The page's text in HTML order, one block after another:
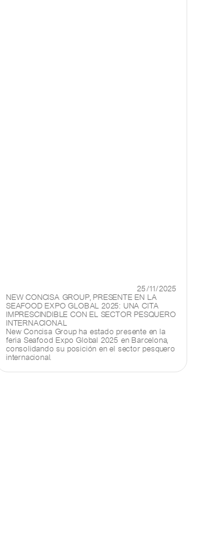
25/11/2025
NEW CONCISA GROUP, PRESENTE EN LA
SEAFOOD EXPO GLOBAL 2025: UNA CITA
IMPRESCINDIBLE CON EL SECTOR PESQUERO
INTERNACIONAL
New Concisa Group ha estado presente en la
feria Seafood Expo Global 2025 en Barcelona,
consolidando su posición en el sector pesquero
internacional.